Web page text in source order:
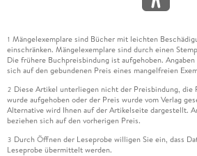
1 Mängelexemplare sind Bücher mit leichten
einschränken. Mängelexemplare sind durch einen
Die frühere Buchpreisbindung ist aufgehoben.
sich auf den gebundenen Preis eines mangelfreien
2 Diese Artikel unterliegen nicht der Preisbindung, die
wurde aufgehoben oder der Preis wurde vom Verlag
Alternative wird Ihnen auf der Artikelseite dargestellt.
beziehen sich auf den vorherigen Preis.
3 Durch Öffnen der Leseprobe willigen Sie ein, dass
Leseprobe übermittelt werden.